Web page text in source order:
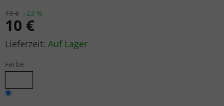
13 € –23 %
10 €
Verkaufspreis:Auf Lager
Farbe